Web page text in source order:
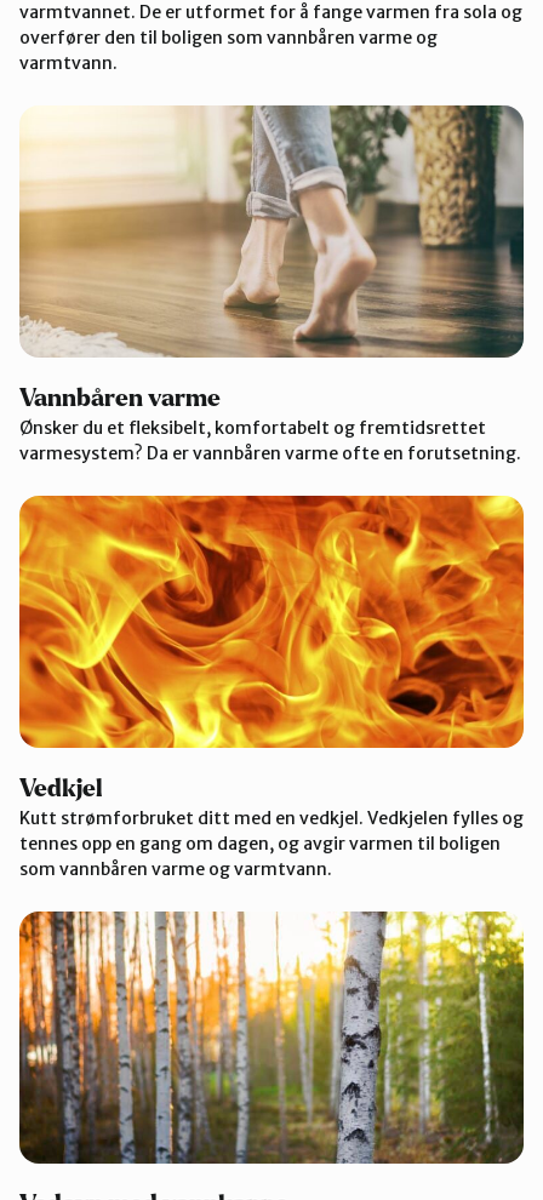
varmtvannet. De er utformet for å fange varmen fra sola og
overfører den til boligen som vannbåren varme og
varmtvann.
Vannbåren varme
Ønsker du et fleksibelt, komfortabelt og fremtidsrettet
varmesystem? Da er vannbåren varme ofte en forutsetning.
Vedkjel
Kutt strømforbruket ditt med en vedkjel. Vedkjelen fylles og
tennes opp en gang om dagen, og avgir varmen til boligen
som vannbåren varme og varmtvann.